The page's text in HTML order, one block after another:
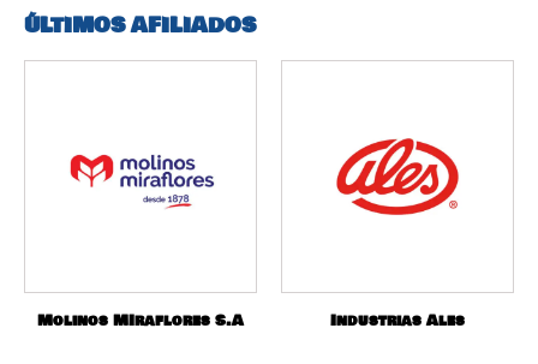
ÚLTIMOS AFILIADOS
Molinos MIraflores S.A Industrias Ales